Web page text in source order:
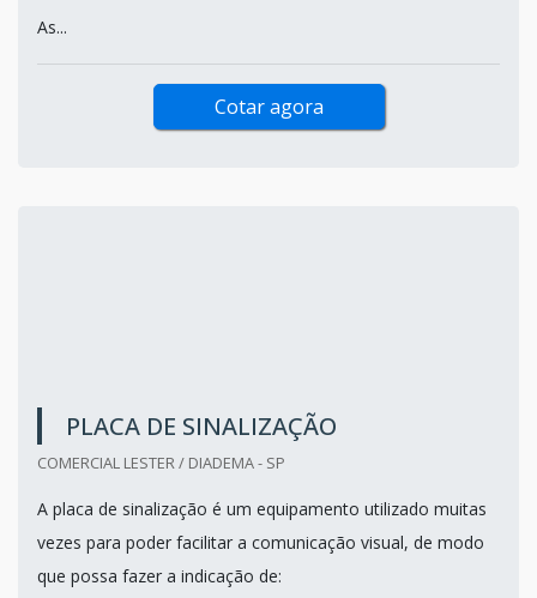
As...
Cotar agora
PLACA DE SINALIZAÇÃO
COMERCIAL LESTER / DIADEMA - SP
A placa de sinalização é um equipamento utilizado muitas
vezes para poder facilitar a comunicação visual, de modo
que possa fazer a indicação de: